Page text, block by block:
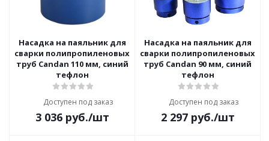
Насадка на паяльник для
сварки полипропиленовых
труб Candan 110 мм, синий
тефлон
Доступен под заказ
3 036руб./шт
Насадка на паяльник для
сварки полипропиленовых
труб Candan 90 мм, синий
тефлон
Доступен под заказ
2 297руб./шт